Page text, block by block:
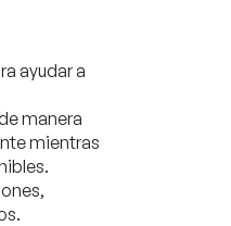
ayudar a
manera
mientras